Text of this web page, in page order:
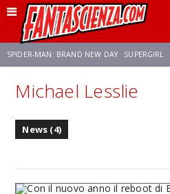
SPIDER-MAN: BRAND NEW DAY SUPERGIRL
FRANCO RICCIARDIELLO ZENDAYA
Michael Lesslie
News (4)